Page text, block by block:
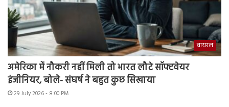
वायरल
अमेरिका में नौकरी नहीं मिली तो भारत लौटे सॉफ्टवेयर
इंजीनियर, बोले- संघर्ष ने बहुत कुछ सिखाया
29 July 2026 - 8:00 PM